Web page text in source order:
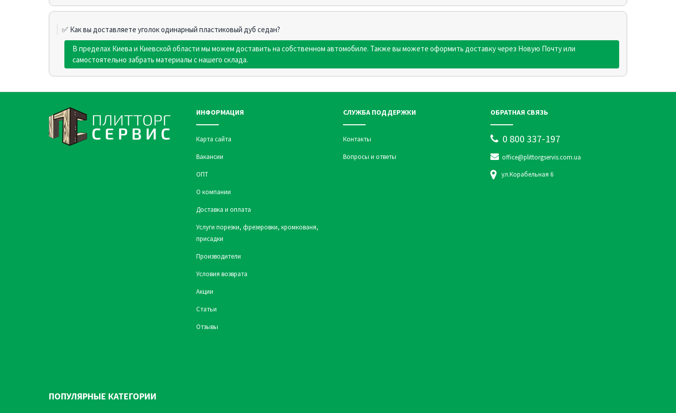
✅ Как вы доставляете уголок одинарный пластиковый дуб седан?
В пределах Киева и Киевской области мы можем доставить на собственном автомобиле. Также вы можете оформить доставку через Новую Почту или
самостоятельно забрать материалы с нашего склада.
ИНФОРМАЦИЯ
Карта сайта
Вакансии
ОПТ
О компании
Доставка и оплата
Услуги порезки, фрезеровки, кромкованя,
присадки
Производители
Условия возврата
Акции
Статьи
Отзывы
СЛУЖБА ПОДДЕРЖКИ
Контакты
Вопросы и ответы
ОБРАТНАЯ СВЯЗЬ
0 800 337-197
office@plittorgservis.com.ua
ул.Корабельная 6
ПОПУЛЯРНЫЕ КАТЕГОРИИ